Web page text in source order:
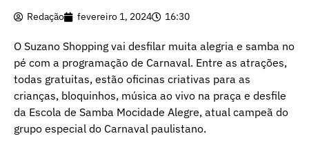
Redação fevereiro 1, 2024 16:30
O Suzano Shopping vai desfilar muita alegria e samba no
pé com a programação de Carnaval. Entre as atrações,
todas gratuitas, estão oficinas criativas para as
crianças, bloquinhos, música ao vivo na praça e desfile
da Escola de Samba Mocidade Alegre, atual campeã do
grupo especial do Carnaval paulistano.